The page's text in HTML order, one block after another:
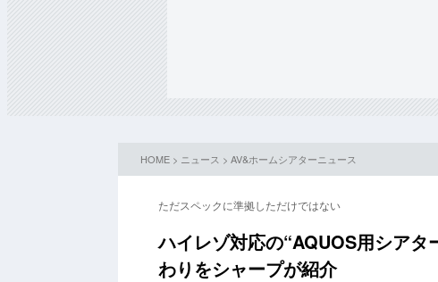
HOME > ニュース > AV&ホームシアターニュース
ただスペックに準拠しただけではない
ハイレゾ対応の“AQUOS用シア
わりをシャープが紹介